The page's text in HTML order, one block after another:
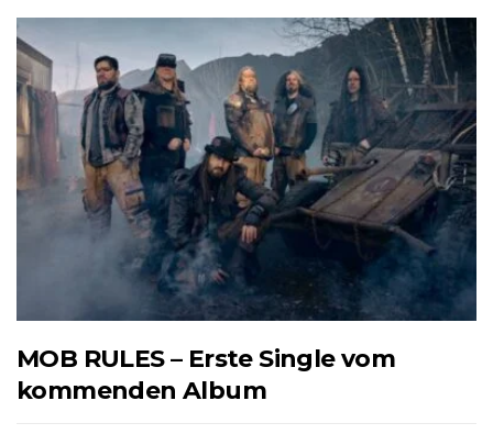
MOB RULES – Erste Single vom
kommenden Album